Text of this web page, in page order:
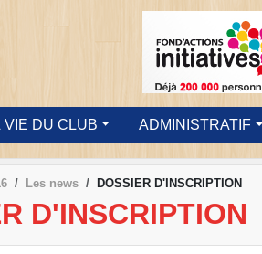
VIE DU CLUB ADMINISTRATIF
Les news DOSSIER D'INSCRIPTION
D'INSCRIPTION